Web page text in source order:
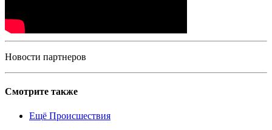
Новости партнеров
Смотрите также
Ещё Происшествия